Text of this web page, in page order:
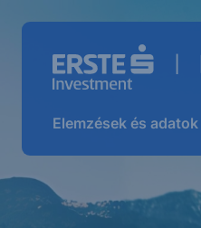
Elemzések és adatok